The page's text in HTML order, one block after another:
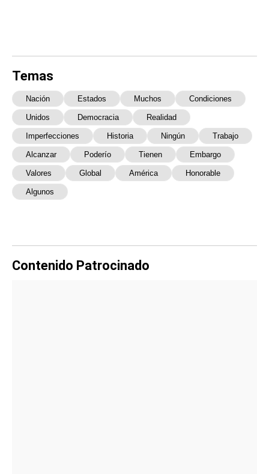
Temas
Nación Estados Muchos Condiciones
Unidos Democracia Realidad
Imperfecciones Historia Ningún Trabajo
Alcanzar Poderío Tienen Embargo
Valores Global América Honorable
Algunos
Contenido Patrocinado